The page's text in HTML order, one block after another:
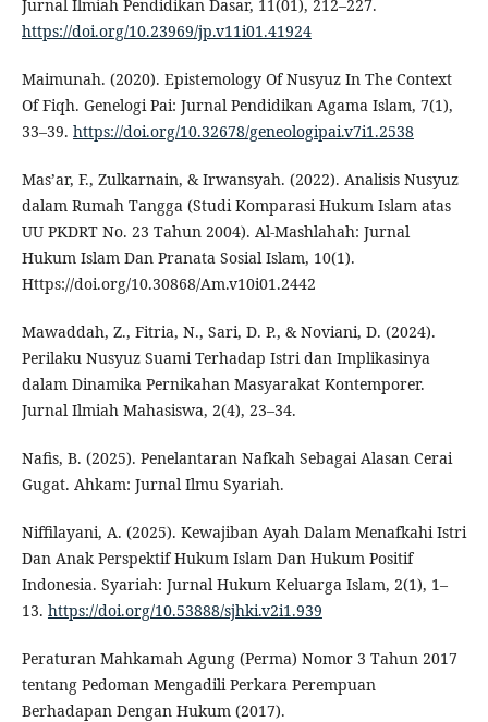
Jurnal Ilmiah Pendidikan Dasar, 11(01), 212–227.
https://doi.org/10.23969/jp.v11i01.41924
Maimunah. (2020). Epistemology Of Nusyuz In The Context
Of Fiqh. Genelogi Pai: Jurnal Pendidikan Agama Islam, 7(1),
33–39. https://doi.org/10.32678/geneologipai.v7i1.2538
Mas’ar, F., Zulkarnain, & Irwansyah. (2022). Analisis Nusyuz
dalam Rumah Tangga (Studi Komparasi Hukum Islam atas
UU PKDRT No. 23 Tahun 2004). Al-Mashlahah: Jurnal
Hukum Islam Dan Pranata Sosial Islam, 10(1).
Https://doi.org/10.30868/Am.v10i01.2442
Mawaddah, Z., Fitria, N., Sari, D. P., & Noviani, D. (2024).
Perilaku Nusyuz Suami Terhadap Istri dan Implikasinya
dalam Dinamika Pernikahan Masyarakat Kontemporer.
Jurnal Ilmiah Mahasiswa, 2(4), 23–34.
Nafis, B. (2025). Penelantaran Nafkah Sebagai Alasan Cerai
Gugat. Ahkam: Jurnal Ilmu Syariah.
Niffilayani, A. (2025). Kewajiban Ayah Dalam Menafkahi Istri
Dan Anak Perspektif Hukum Islam Dan Hukum Positif
Indonesia. Syariah: Jurnal Hukum Keluarga Islam, 2(1), 1–
13. https://doi.org/10.53888/sjhki.v2i1.939
Peraturan Mahkamah Agung (Perma) Nomor 3 Tahun 2017
tentang Pedoman Mengadili Perkara Perempuan
Berhadapan Dengan Hukum (2017).